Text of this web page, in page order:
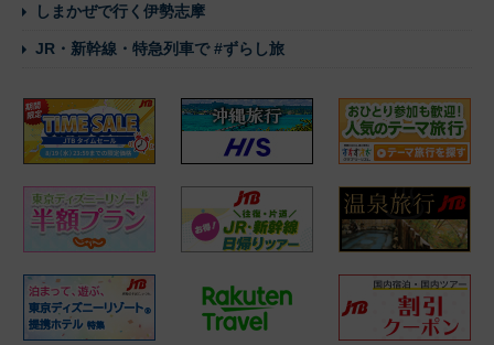
しまかぜで行く伊勢志摩
JR・新幹線・特急列車で #ずらし旅